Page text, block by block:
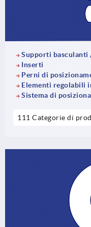
Supporti basculanti
Inserti
Perni di
Elementi regolabili
Sistema di
111 Categorie di